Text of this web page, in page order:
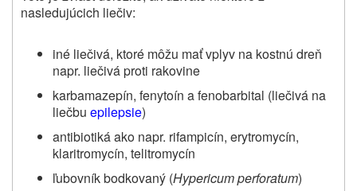
nasledujúcich liečiv:
iné liečivá, ktoré môžu mať vplyv na kostnú dreň
napr. liečivá proti rakovine
karbamazepín, fenytoín a fenobarbital (liečivá na
liečbu epilepsie)
antibiotiká ako napr. rifampicín, erytromycín,
klaritromycín, telitromycín
ľubovník bodkovaný (Hypericum perforatum)